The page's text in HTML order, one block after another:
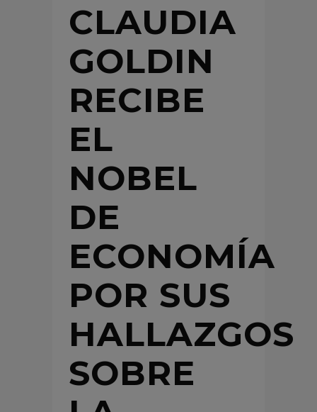
CLAUDIA
GOLDIN
RECIBE
EL
NOBEL
DE
ECONOMÍA
POR SUS
HALLAZGOS
SOBRE